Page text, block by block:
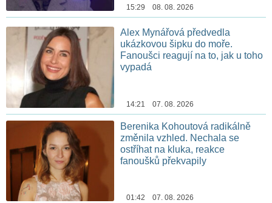
15:29 08. 08. 2026
Alex Mynářová předvedla
ukázkovou šipku do moře.
Fanoušci reagují na to, jak u toho
vypadá
14:21 07. 08. 2026
Berenika Kohoutová radikálně
změnila vzhled. Nechala se
ostříhat na kluka, reakce
fanoušků překvapily
01:42 07. 08. 2026